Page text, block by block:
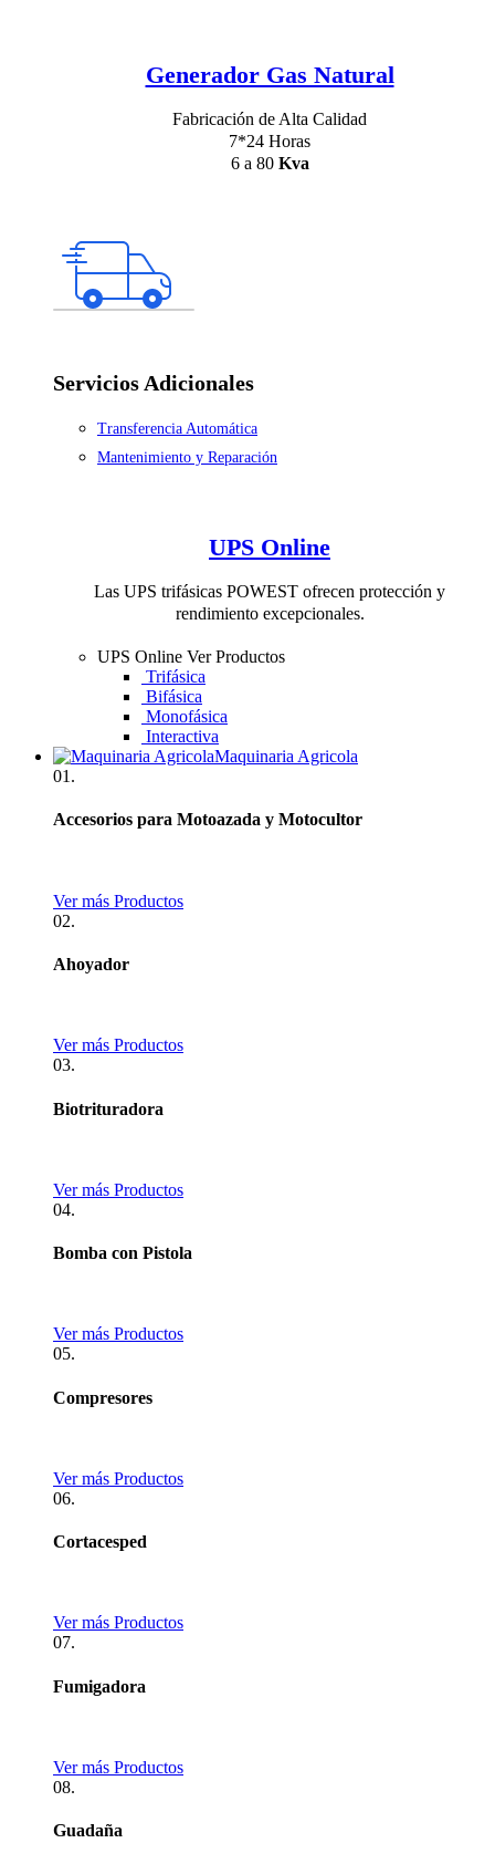
Generador Gas Natural
Fabricación de Alta Calidad
7*24 Horas
6 a 80 Kva
Servicios Adicionales
Transferencia Automática
Mantenimiento y Reparación
UPS Online
Las UPS trifásicas POWEST ofrecen protección y
rendimiento excepcionales.
UPS Online Ver Productos
Trifásica
Bifásica
Monofásica
Interactiva
Maquinaria Agricola
01.
Accesorios para Motoazada y Motocultor
Ver más Productos
02.
Ahoyador
Ver más Productos
03.
Biotrituradora
Ver más Productos
04.
Bomba con Pistola
Ver más Productos
05.
Compresores
Ver más Productos
06.
Cortacesped
Ver más Productos
07.
Fumigadora
Ver más Productos
08.
Guadaña